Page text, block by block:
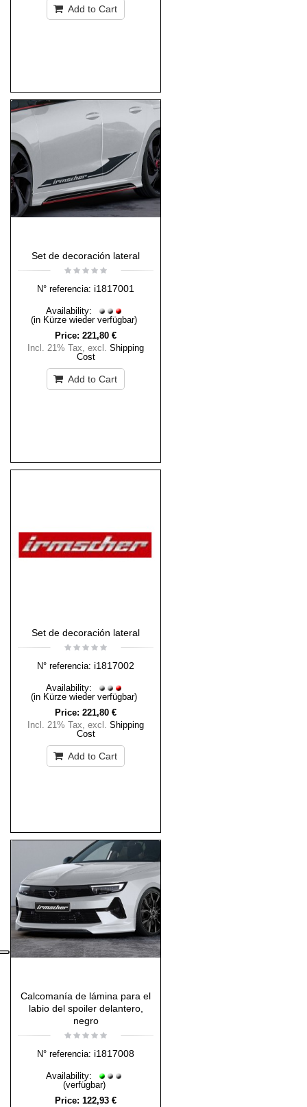
Add to Cart
Set de decoración lateral
N° referencia: i1817001
Availability:
(in Kürze wieder verfügbar)
Price: 221,80 €
Incl. 21% Tax, excl. Shipping
Cost
Add to Cart
Set de decoración lateral
N° referencia: i1817002
Availability:
(in Kürze wieder verfügbar)
Price: 221,80 €
Incl. 21% Tax, excl. Shipping
Cost
Add to Cart
Calcomanía de lámina para el
labio del spoiler delantero,
negro
N° referencia: i1817008
Availability:
(verfügbar)
Price: 122,93 €